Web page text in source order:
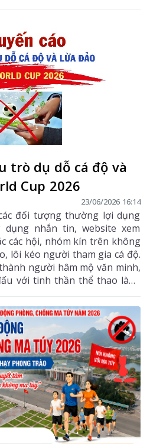
trò dụ dỗ cá độ và
Cup 2026
23/06/2026 16:14
đối tượng thường lợi dụng
nhắn tin, website xem
các hội, nhóm kín trên không
lôi kéo người tham gia cá độ.
người hâm mộ văn minh,
với tinh thần thể thao lành
cá độ dưới bất kỳ hình thức
bản thân, gia đình và góp
trật tự trên địa bàn.